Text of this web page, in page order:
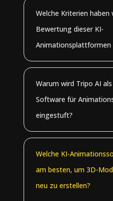
Welche Kriterien haben
Bewertung dieser KI-
Animationsplattformen
Warum wird Tripo AI
Software für
eingestuft?
Welche KI-
am besten, um 3D-
neu zu erstellen?